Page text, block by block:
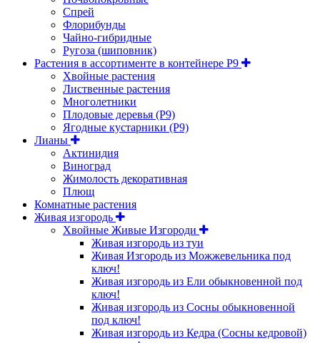
Спрей
Флорибунды
Чайно-гибридные
Ругоза (шиповник)
Растения в ассортименте в контейнере P9
Хвойные растения
Лиственные растения
Многолетники
Плодовые деревья (Р9)
Ягодные кустарники (Р9)
Лианы
Актинидия
Виноград
Жимолость декоративная
Плющ
Комнатные растения
Живая изгородь
Хвойные Живые Изгороди
Живая изгородь из туи
Живая Изгородь из Можжевельника под
ключ!
Живая изгородь из Ели обыкновенной под
ключ!
Живая изгородь из Сосны обыкновенной
под ключ!
Живая изгородь из Кедра (Сосны кедровой)